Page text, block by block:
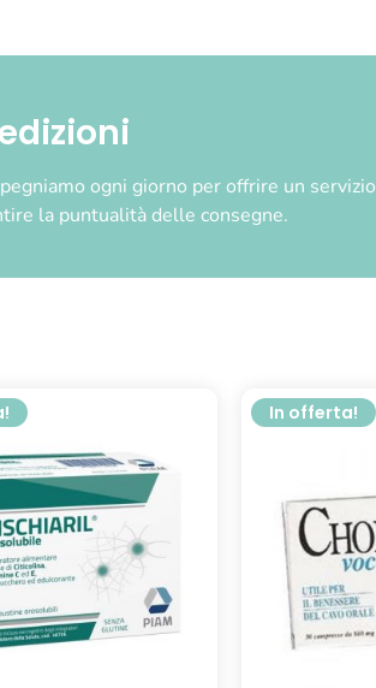
ogni giorno per offrire un
la puntualità delle consegne.
In offerta!